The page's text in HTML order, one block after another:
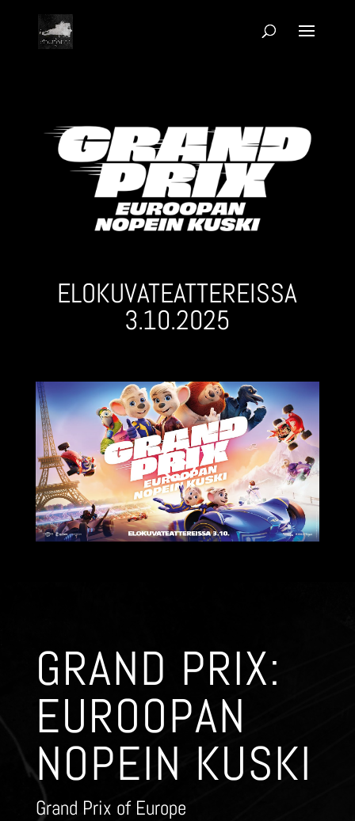
ELOKUVA­TEATTEREISSA
3.10.2025
GRAND PRIX:
EUROOPAN
NOPEIN KUSKI
Grand Prix of Europe